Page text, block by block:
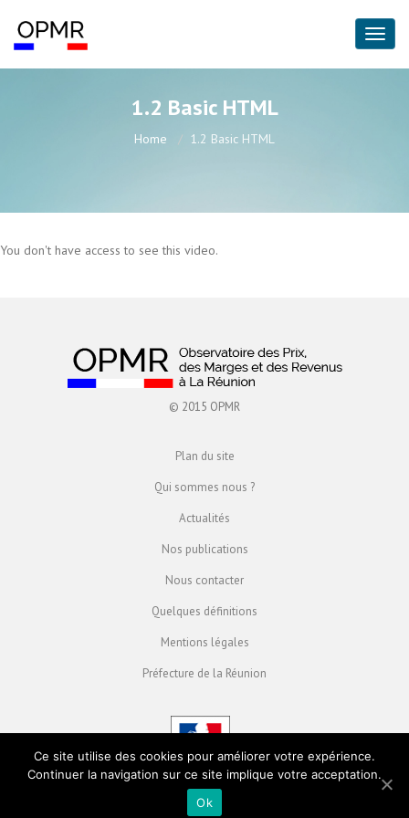
1.2 Basic HTML
Home 1.2 Basic HTML
You don't have access to see this video.
© 2015 OPMR
Plan du site
Qui sommes nous ?
Actualités
Nos publications
Nous contacter
Quelques définitions
Mentions légales
Préfecture de la Réunion
Ce site utilise des cookies pour améliorer votre expérience.
Continuer la navigation sur ce site implique votre acceptation.
Ok